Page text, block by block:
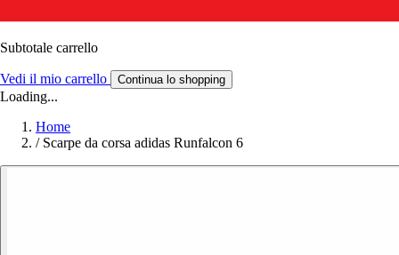
Subtotale carrello
Vedi il mio carrello Continua lo shopping
Loading...
Home
/ Scarpe da corsa adidas Runfalcon 6